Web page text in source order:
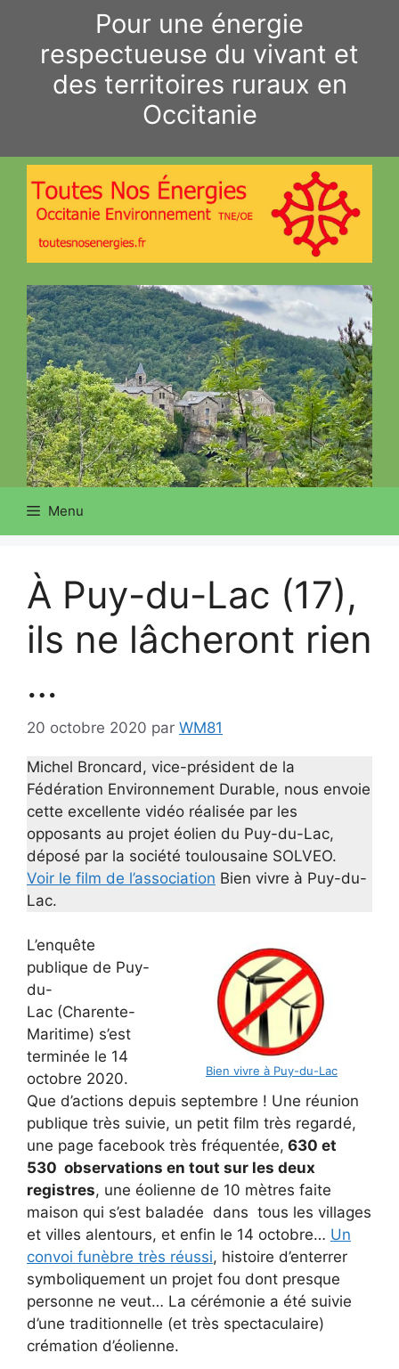
contenu
Pour une énergie
respectueuse du vivant et
des territoires ruraux en
Occitanie
Menu
À Puy-du-Lac (17),
ils ne lâcheront rien
…
20 octobre 2020 par WM81
Michel Broncard, vice-président de la
Fédération Environnement Durable, nous envoie
cette excellente vidéo réalisée par les
opposants au projet éolien du Puy-du-Lac,
déposé par la société toulousaine SOLVEO.
Voir le film de l’association Bien vivre à Puy-du-
Lac.
Bien vivre à Puy-du-Lac
L’enquête
publique de Puy-
du-
Lac (Charente-
Maritime) s’est
terminée le 14
octobre 2020.
Que d’actions depuis septembre ! Une réunion
publique très suivie, un petit film très regardé,
une page facebook très fréquentée, 630 et
530 observations en tout sur les deux
registres, une éolienne de 10 mètres faite
maison qui s’est baladée dans tous les villages
et villes alentours, et enfin le 14 octobre… Un
convoi funèbre très réussi, histoire d’enterrer
symboliquement un projet fou dont presque
personne ne veut… La cérémonie a été suivie
d’une traditionnelle (et très spectaculaire)
crémation d’éolienne.